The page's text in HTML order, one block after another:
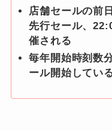
店舗セールの前
先行セール、
催される
毎年開始時刻数
ール開始してい